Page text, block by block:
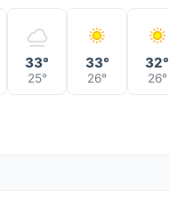
33°
25°
33°
26°
32°
26°